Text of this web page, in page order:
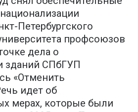
Петербургского
профсоюзов
дела о
зданий СПбГУП
«Отменить
идет об
мерах, которые были